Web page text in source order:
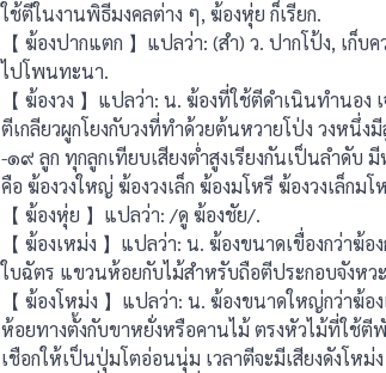
ใช้ตีในงานพิธีมงคลต่าง ๆ, ฆ้องหุ่ย ก็เรียก.
【 ฆ้องปากแตก 】แปลว่า: (สํา) ว. ปากโป้ง, เก็
ไปโพนทะนา.
【 ฆ้องวง 】แปลว่า: น. ฆ้องที่ใช้ตีดำเนินทำนอง
ตีเกลียวผูกโยงกับวงที่ทําด้วยต้นหวายโป่ง วงหนึ่ง
-๑๙ ลูก ทุกลูกเทียบเสียงตํ่าสูงเรียงกันเป็นลําดับ
คือ ฆ้องวงใหญ่ ฆ้องวงเล็ก ฆ้องมโหรี ฆ้องวงเล็กมโ
【 ฆ้องหุ่ย 】แปลว่า: /ดู ฆ้องชัย/.
【 ฆ้องเหม่ง 】แปลว่า: น. ฆ้องขนาดเขื่องกว่าฆ้
ใบฉัตร แขวนห้อยกับไม้สําหรับถือตีประกอบจังหว
【 ฆ้องโหม่ง 】แปลว่า: น. ฆ้องขนาดใหญ่กว่าฆ้
ห้อยทางตั้งกับขาหยั่งหรือคานไม้ ตรงหัวไม้ที่ใช้ตี
เชือกให้เป็นปุ่มโตอ่อนนุ่ม เวลาตีจะมีเสียงดังโหม่